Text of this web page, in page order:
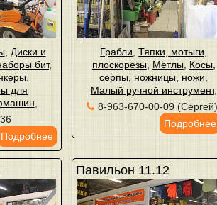
, Диски и
бит,
для
Подробнее
Грабли ,Тяпки, мотыги,
плоскорезы, Мётлы, Косы,
серпы, ножницы, ножи
Малый ручной инструмент,
8-963-670-00-09
Подробнее
Павильон 11.12